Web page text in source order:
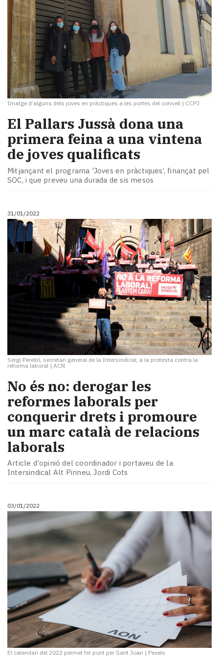
Imatge d’alguns dels joves en pràctiques a les portes del consell | CCPJ
​El Pallars Jussà dona una
primera feina a una vintena
de joves qualificats
Mitjançant el programa 'Joves en pràctiques’, finançat pel
SOC, i que preveu una durada de sis mesos
31/01/2022
Sergi Perelló, secretari general de la Intersindical, a la protesta contra la
reforma laboral | ACN
No és no: derogar les
reformes laborals per
conquerir drets i promoure
un marc català de relacions
laborals
Article d'opinió del coordinador i portaveu de la
Intersindical Alt Pirineu, Jordi Cots
03/01/2022
El calendari del 2022 permet fer pont per Sant Joan | Pexels